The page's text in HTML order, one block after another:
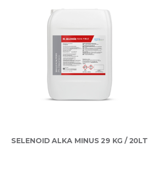
SELENOID ALKA MINUS 29 KG / 20LT